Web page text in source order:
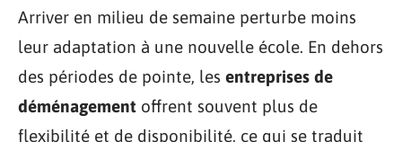
Arriver en milieu de semaine perturbe moins
leur adaptation à une nouvelle école. En dehors
des périodes de pointe, les entreprises de
déménagement offrent souvent plus de
flexibilité et de disponibilité, ce qui se traduit